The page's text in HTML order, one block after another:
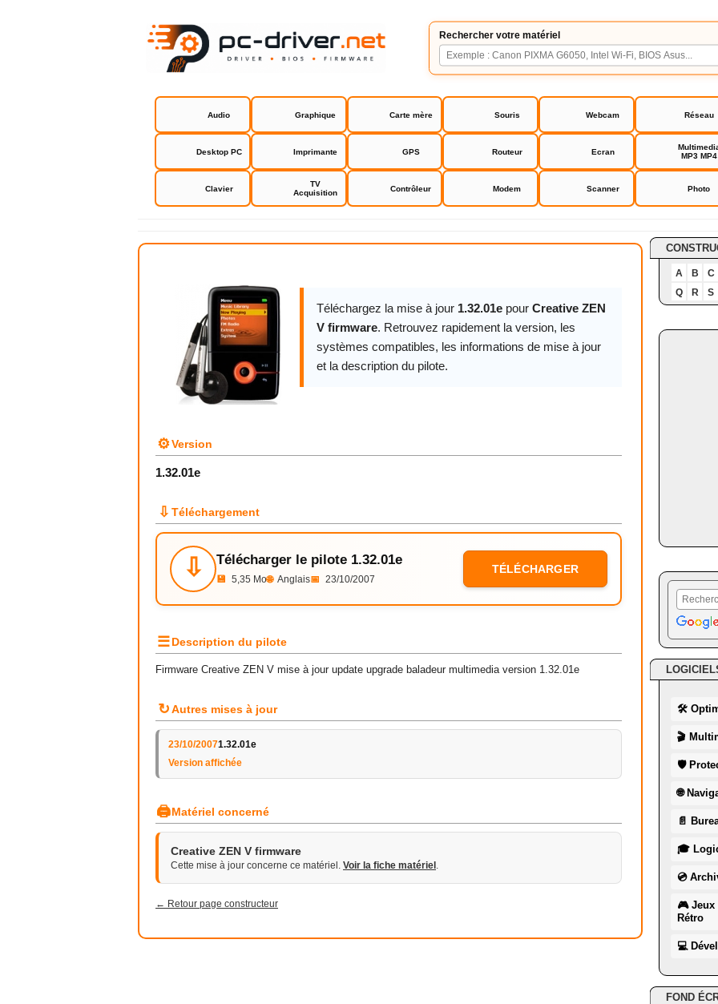
Rechercher votre matériel
Audio Graphique Carte mère Souris Webcam Réseau
Desktop PC Imprimante GPS Routeur Ecran
MP3 MP4
Clavier
TV
Acquisition
Contrôleur Modem Scanner Photo
Creative ZEN V firmware
Téléchargez la mise à jour 1.32.01e pour Creative ZEN
V firmware. Retrouvez rapidement la version, les
systèmes compatibles, les informations de mise à jour
et la description du pilote.
⚙Version
1.32.01e
⇩ Téléchargement
⇩ Télécharger le pilote 1.32.01e
💾 5,35 Mo🌐 Anglais📅 23/10/2007
TÉLÉCHARGER
☰Description du pilote
Firmware Creative ZEN V mise à jour update upgrade baladeur multimedia version 1.32.01e
↻Autres mises à jour
23/10/20071.32.01e
Version affichée
🖨Matériel concerné
Creative ZEN V firmware
Cette mise à jour concerne ce matériel. Voir la fiche matériel .
← Retour page constructeur
A B
C
Q
R S
🛠
🎬
🛡
🌐
📄
🎓
💿
🎮 Jeux
Rétro
💻
FOND